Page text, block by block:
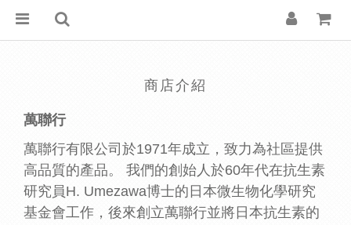
商店介紹
萬聯行
萬聯行有限公司 於1971年成立，致力為社區提供
高品質的產品。 我們的創始人於60年代在抗生素
研究員H. Umezawa博士的日本微生物化學研究
基金會工作，後來創立萬聯行並將日本抗生素的